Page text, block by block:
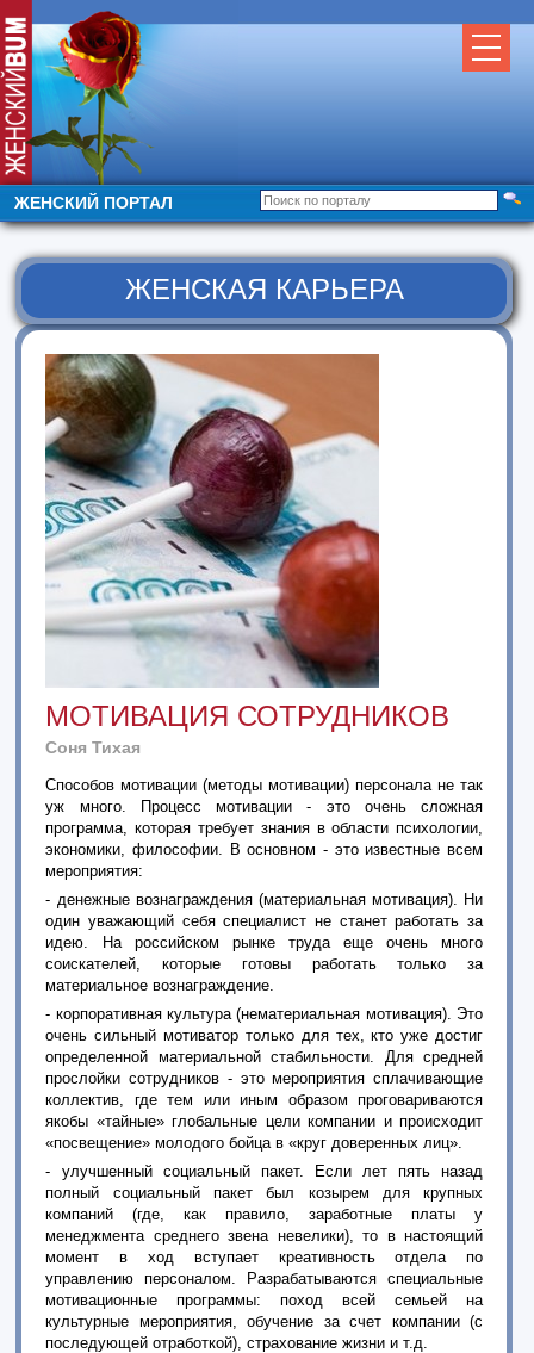
ЖЕНСКИЙ ПОРТАЛ
ЖЕНСКАЯ КАРЬЕРА
МОТИВАЦИЯ СОТРУДНИКОВ
Соня Тихая
Способов мотивации (методы мотивации) персонала не так
уж много. Процесс мотивации - это очень сложная
программа, которая требует знания в области психологии,
экономики, философии. В основном - это известные всем
мероприятия:
- денежные вознаграждения (материальная мотивация). Ни
один уважающий себя специалист не станет работать за
идею. На российском рынке труда еще очень много
соискателей, которые готовы работать только за
материальное вознаграждение.
- корпоративная культура (нематериальная мотивация). Это
очень сильный мотиватор только для тех, кто уже достиг
определенной материальной стабильности. Для средней
прослойки сотрудников - это мероприятия сплачивающие
коллектив, где тем или иным образом проговариваются
якобы «тайные» глобальные цели компании и происходит
«посвещение» молодого бойца в «круг доверенных лиц».
- улучшенный социальный пакет. Если лет пять назад
полный социальный пакет был козырем для крупных
компаний (где, как правило, заработные платы у
менеджмента среднего звена невелики), то в настоящий
момент в ход вступает креативность отдела по
управлению персоналом. Разрабатываются специальные
мотивационные программы: поход всей семьей на
культурные мероприятия, обучение за счет компании (с
последующей отработкой), страхование жизни и т.д.